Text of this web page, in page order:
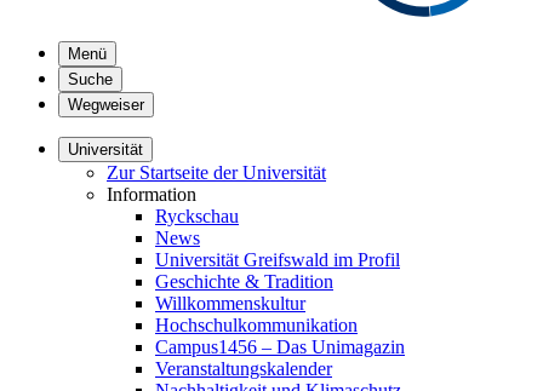
Menü
Suche
Wegweiser
Universität
Zur Startseite der Universität
Information
Ryckschau
News
Universität Greifswald im Profil
Geschichte & Tradition
Willkommenskultur
Hochschulkommunikation
Campus1456 – Das Unimagazin
Veranstaltungskalender